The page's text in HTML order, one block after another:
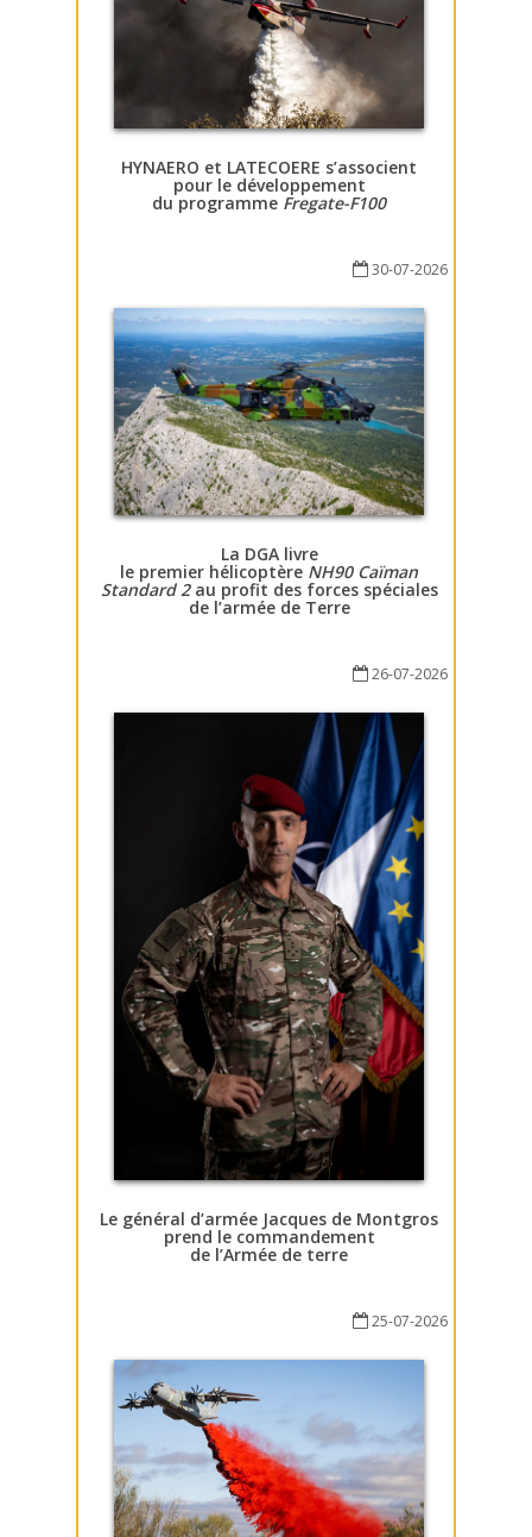
HYNAERO et LATECOERE s’associent
pour le développement
du programme Fregate-F100
30-07-2026
La DGA livre
le premier hélicoptère NH90 Caïman
Standard 2au profit des forces spéciales
de l’armée de Terre
26-07-2026
Le général d’armée Jacques de Montgros
prend le commandement
de l’Armée de terre
25-07-2026